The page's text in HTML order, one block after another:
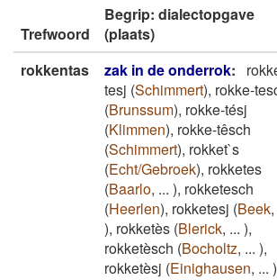
Trefwoord
Begrip: dialectopgave
(plaats)
rokkentas
zak in de onderrok:
tesj (Schimmert), rokke-
(Brunssum), rokke-tésj
(Klimmen), rokke-têsch
(Schimmert), rokket`s
(Echt/Gebroek), rokketes
(Baarlo, ... ), rokketesch
(Heerlen), rokketesj (Beek,
), rokketès (Blerick, ... ),
rokketèsch (Bocholtz, ... ),
rokketèsj (Einighausen, ... )